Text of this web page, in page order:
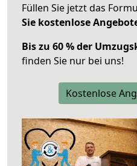
Füllen Sie jetzt das
Sie kostenlose
Bis zu 60 % der
finden Sie nur bei uns!
Kostenlose